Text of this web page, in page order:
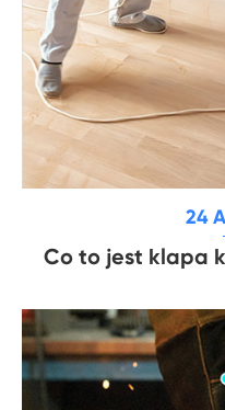
24
Co to jest klapa